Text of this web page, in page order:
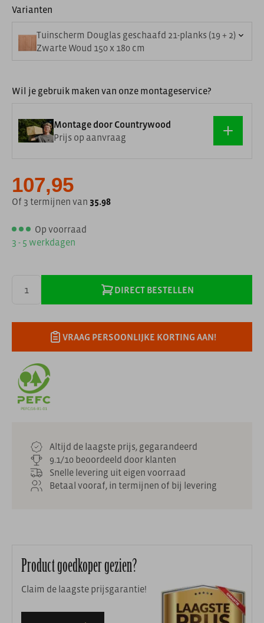
Varianten
Tuinscherm Douglas geschaafd 21-planks (19 + 2)
Zwarte Woud 150 x 180 cm
Wil je gebruik maken van onze montageservice?
Montage door Countrywood
Prijs op aanvraag
107,95
Of 3 termijnen van 35.98
Op voorraad
3 - 5 werkdagen
DIRECT BESTELLEN
VRAAG PERSOONLIJKE KORTING AAN!
Altijd de laagste prijs, gegarandeerd
9.1/10 beoordeeld door klanten
Snelle levering uit eigen voorraad
Betaal vooraf, in termijnen of bij levering
Product goedkoper gezien?
Claim de laagste prijsgarantie!